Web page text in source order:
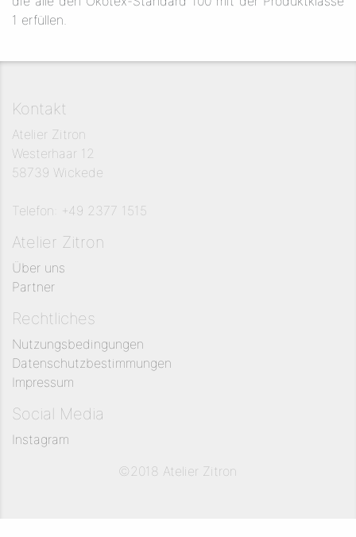
1 erfüllen.
Kontakt
Atelier Zitron
Westerhaar 12
58739 Wickede
Telefon: +49 2377 1515
Atelier Zitron
Über uns
Partner
Rechtliches
Nutzungsbedingungen
Datenschutzbestimmungen
Impressum
Social Media
Instagram
©2018 Atelier Zitron